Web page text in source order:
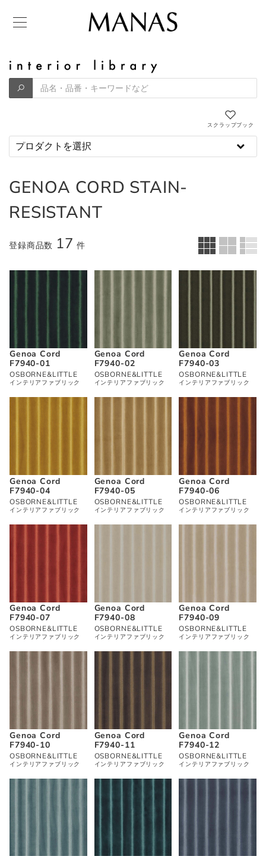
スクラップブック
GENOA CORD STAIN-
RESISTANT
登録商品数 17 件
Genoa Cord
F7940-01
OSBORNE&LITTLE
インテリアファブリック
Genoa Cord
F7940-02
OSBORNE&LITTLE
インテリアファブリック
Genoa Cord
F7940-03
OSBORNE&LITTLE
インテリアファブリック
Genoa Cord
F7940-04
OSBORNE&LITTLE
インテリアファブリック
Genoa Cord
F7940-05
OSBORNE&LITTLE
インテリアファブリック
Genoa Cord
F7940-06
OSBORNE&LITTLE
インテリアファブリック
Genoa Cord
F7940-07
OSBORNE&LITTLE
インテリアファブリック
Genoa Cord
F7940-08
OSBORNE&LITTLE
インテリアファブリック
Genoa Cord
F7940-09
OSBORNE&LITTLE
インテリアファブリック
Genoa Cord
F7940-10
OSBORNE&LITTLE
インテリアファブリック
Genoa Cord
F7940-11
OSBORNE&LITTLE
インテリアファブリック
Genoa Cord
F7940-12
OSBORNE&LITTLE
インテリアファブリック